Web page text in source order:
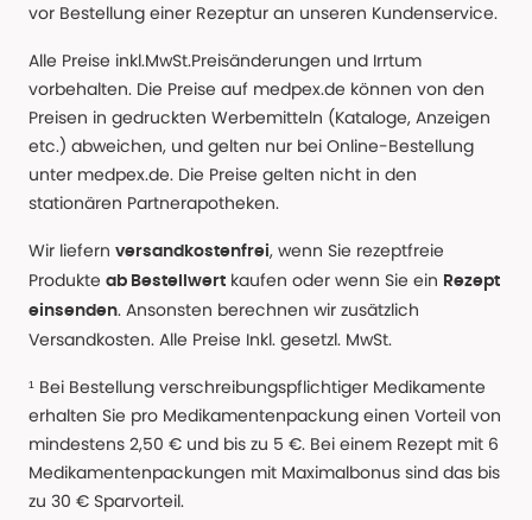
vor Bestellung einer Rezeptur an unseren Kundenservice.
Alle Preise inkl.MwSt.Preisänderungen und Irrtum
vorbehalten. Die Preise auf medpex.de können von den
Preisen in gedruckten Werbemitteln (Kataloge, Anzeigen
etc.) abweichen, und gelten nur bei Online-Bestellung
unter medpex.de. Die Preise gelten nicht in den
stationären Partnerapotheken.
Wir liefern versandkostenfrei, wenn Sie rezeptfreie
Produkte ab Bestellwert kaufen oder wenn Sie ein Rezept
einsenden. Ansonsten berechnen wir zusätzlich
Versandkosten. Alle Preise Inkl. gesetzl. MwSt.
¹ Bei Bestellung verschreibungspflichtiger Medikamente
erhalten Sie pro Medikamentenpackung einen Vorteil von
mindestens 2,50 € und bis zu 5 €. Bei einem Rezept mit 6
Medikamentenpackungen mit Maximalbonus sind das bis
zu 30 € Sparvorteil.